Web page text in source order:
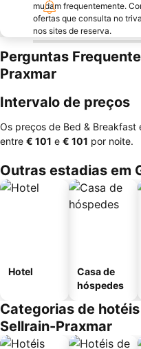
mudam frequentemente.
ofertas que consulta no
nos sites de reserva.
Perguntas
Praxmar
Intervalo de preços
Os preços de Bed & Breakfast
entre ‎€ 101 e ‎€ 101 por noite.
Outras estadias em
Hotel
Casa de
hóspedes
Categorias de
Sellrain-Praxmar